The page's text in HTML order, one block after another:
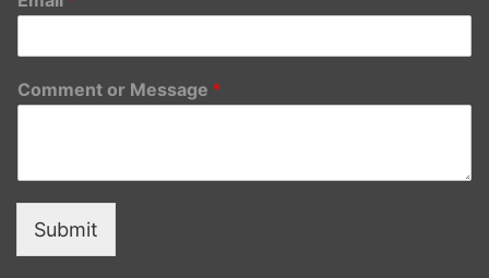
Comment or Message *
Submit